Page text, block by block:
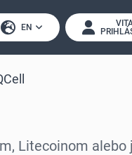
EN
Litecoinom alebo